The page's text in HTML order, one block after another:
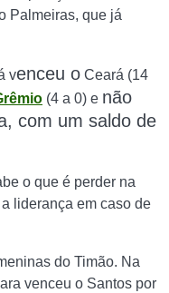
Palmeiras, que já
venceu o Ceará (14
(4 a 0) e não
com um saldo de
o que é perder na
liderança em caso de
do Timão. Na
venceu o Santos por